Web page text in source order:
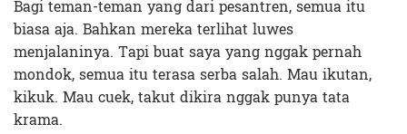
Bagi teman-teman yang dari pesantren, semua itu
biasa aja. Bahkan mereka terlihat luwes
menjalaninya. Tapi buat saya yang nggak pernah
mondok, semua itu terasa serba salah. Mau ikutan,
kikuk. Mau cuek, takut dikira nggak punya tata
krama.